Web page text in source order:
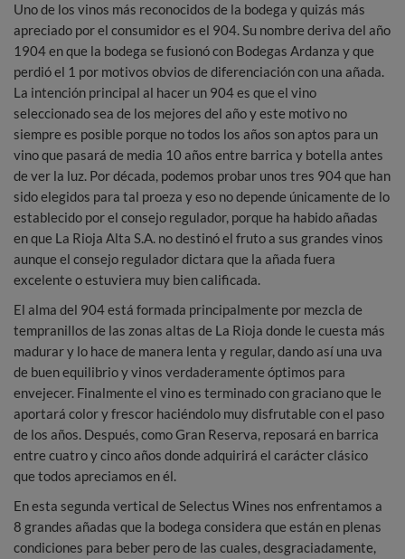
Uno de los vinos más reconocidos de la bodega y quizás más
apreciado por el consumidor es el 904. Su nombre deriva del año
1904 en que la bodega se fusionó con Bodegas Ardanza y que
perdió el 1 por motivos obvios de diferenciación con una añada.
La intención principal al hacer un 904 es que el vino
seleccionado sea de los mejores del año y este motivo no
siempre es posible porque no todos los años son aptos para un
vino que pasará de media 10 años entre barrica y botella antes
de ver la luz. Por década, podemos probar unos tres 904 que han
sido elegidos para tal proeza y eso no depende únicamente de lo
establecido por el consejo regulador, porque ha habido añadas
en que La Rioja Alta S.A. no destinó el fruto a sus grandes vinos
aunque el consejo regulador dictara que la añada fuera
excelente o estuviera muy bien calificada.
El alma del 904 está formada principalmente por mezcla de
tempranillos de las zonas altas de La Rioja donde le cuesta más
madurar y lo hace de manera lenta y regular, dando así una uva
de buen equilibrio y vinos verdaderamente óptimos para
envejecer. Finalmente el vino es terminado con graciano que le
aportará color y frescor haciéndolo muy disfrutable con el paso
de los años. Después, como Gran Reserva, reposará en barrica
entre cuatro y cinco años donde adquirirá el carácter clásico
que todos apreciamos en él.
En esta segunda vertical de Selectus Wines nos enfrentamos a
8 grandes añadas que la bodega considera que están en plenas
condiciones para beber pero de las cuales, desgraciadamente,